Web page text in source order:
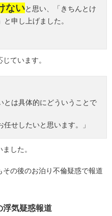
ないと思い、「きちんとけ
申し上げました。
ています。
とは具体的にどういうことで
せしたいと思います。」
した。
の後のお泊り不倫疑惑で報道
浮気疑惑報道